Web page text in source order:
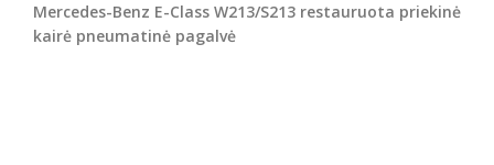
Mercedes-Benz E-Class W213/S213 restauruota priekinė
kairė pneumatinė pagalvė